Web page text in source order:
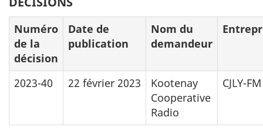
Numéro
de la
décision
Date de
publication
Nom du
demandeur
2023-40 22 février 2023
Kootenay
Cooperative
Radio
CJLY-FM